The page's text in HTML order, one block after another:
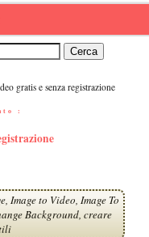
gratis e senza registrazione
:
Image to Video, Image To
Background, creare